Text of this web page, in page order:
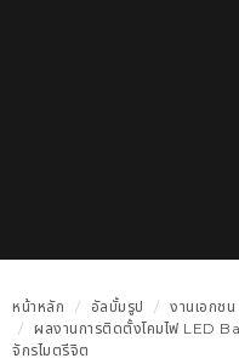
หน้าหลัก อัลบั้มรูป
งานเอกชน
ผลงานการติดตั้งโคมไฟ LED
จักรไมตรีจิต